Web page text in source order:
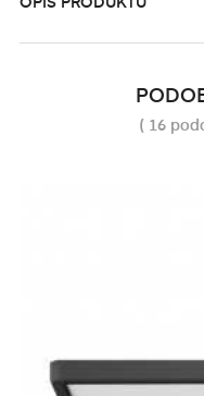
OPIS PRODUKTU
( 16